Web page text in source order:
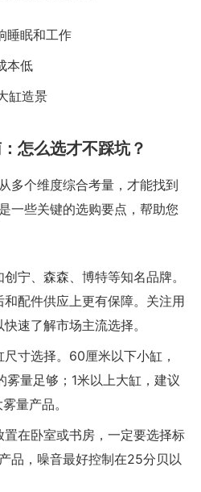
睡眠和工作
本低
缸造景
怎么选才不踩坑？
多个维度综合考量，才能找到
一些关键的选购要点，帮助您
宁、森森、博特等知名品牌。
配件供应上更有保障。关注用
快速了解市场主流选择。
尺寸选择。60厘米以下小缸，
量足够；1米以上大缸，建议
量产品。
置在卧室或书房，一定要选择标
品，噪音最好控制在25分贝以